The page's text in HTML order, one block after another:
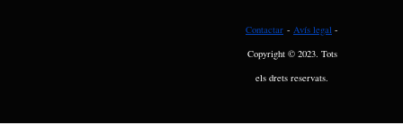
Contactar - Avís legal -
Copyright © 2023. Tots
els drets reservats.